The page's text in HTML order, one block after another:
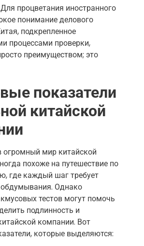
процветания иностранного
понимание делового
подкрепленное
процессами проверки,
преимуществом; это
показатели
китайской
огромный мир китайской
похоже на путешествие по
где каждый шаг требует
Однако
тестов могут помочь
подлинность и
компании. Вот
которые выделяются: